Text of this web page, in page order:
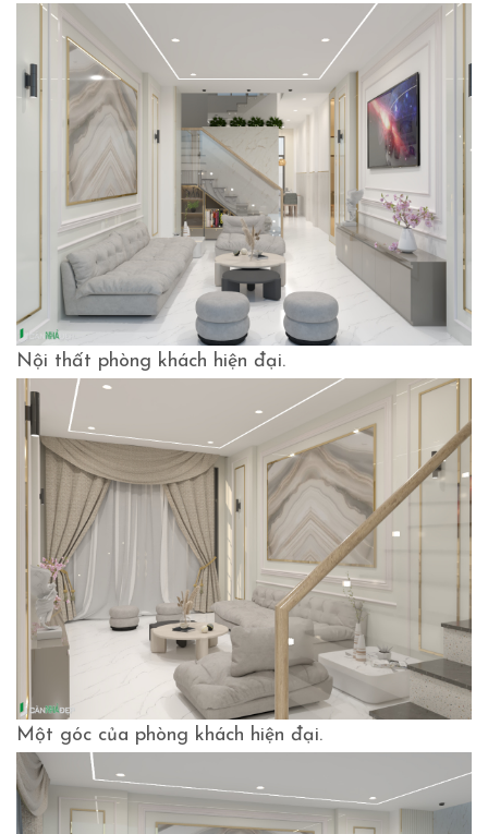
Nội thất phòng khách hiện đại.
Một góc của phòng khách hiện đại.